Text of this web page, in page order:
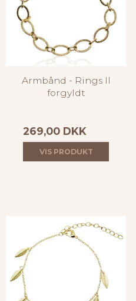
Armbånd - Rings II
forgyldt
269,00 DKK
VIS PRODUKT